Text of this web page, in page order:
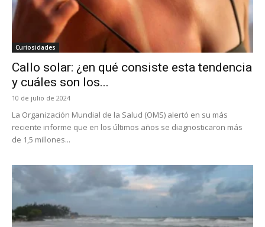
Curiosidades
Callo solar: ¿en qué consiste esta tendencia
y cuáles son los...
10 de julio de 2024
La Organización Mundial de la Salud (OMS) alertó en su más
reciente informe que en los últimos años se diagnosticaron más
de 1,5 millones...